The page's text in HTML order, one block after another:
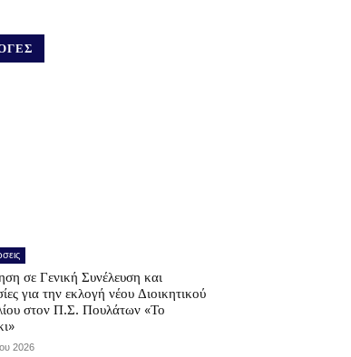
σε Γενική Συνέλευση και
για την εκλογή νέου Διοικητικού
στον Π.Σ. Πουλάτων «Το
2026